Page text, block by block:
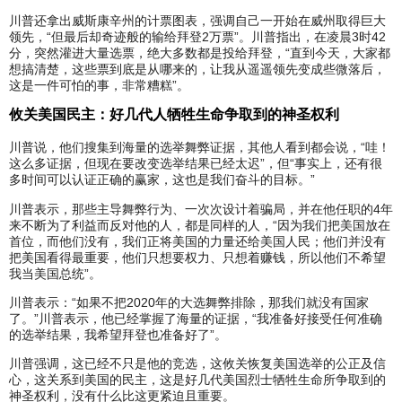
川普还拿出威斯康辛州的计票图表，强调自己一开始在威州取得巨大
领先，“但最后却奇迹般的输给拜登2万票”。川普指出，在凌晨3时42
分，突然灌进大量选票，绝大多数都是投给拜登，“直到今天，大家都
想搞清楚，这些票到底是从哪来的，让我从遥遥领先变成些微落后，
这是一件可怕的事，非常糟糕”。
攸关美国民主：好几代人牺牲生命争取到的神圣权利
川普说，他们搜集到海量的选举舞弊证据，其他人看到都会说，“哇！
这么多证据，但现在要改变选举结果已经太迟”，但“事实上，还有很
多时间可以认证正确的赢家，这也是我们奋斗的目标。”
川普表示，那些主导舞弊行为、一次次设计着骗局，并在他任职的4年
来不断为了利益而反对他的人，都是同样的人，“因为我们把美国放在
首位，而他们没有，我们正将美国的力量还给美国人民；他们并没有
把美国看得最重要，他们只想要权力、只想着赚钱，所以他们不希望
我当美国总统”。
川普表示：“如果不把2020年的大选舞弊排除，那我们就没有国家
了。”川普表示，他已经掌握了海量的证据，“我准备好接受任何准确
的选举结果，我希望拜登也准备好了”。
川普强调，这已经不只是他的竞选，这攸关恢复美国选举的公正及信
心，这关系到美国的民主，这是好几代美国烈士牺牲生命所争取到的
神圣权利，没有什么比这更紧迫且重要。